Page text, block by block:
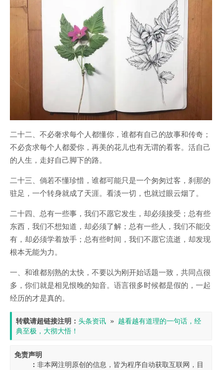
二十二、不必奢求每个人都懂你，谁都有自己的故事和传奇；
不必贪求每个人都爱你，再美的花儿也有无谓的看客。活自己
的人生，走好自己脚下的路。
二十三、倘若不懂珍惜，谁都可能只是一个匆匆过客，刹那的
驻足，一个转身就成了天涯。看淡一切，也就过眼云烟了。
二十四、总有一些事，我们不愿它发生，却必须接受；总有些
东西，我们不想知道，却必须了解；总有一些人，我们不能没
有，却必须学着放手；总有些时间，我们不愿它流逝，却发现
根本无能为力。
一、和谁都别熟的太快，不要以为刚开始话题一致，共同点很
多，你们就是相见恨晚的知音。语言很多时候都是假的，一起
经历的才是真的。
转载请超链接注明： 头条资讯 » 越看越有道理的一句话，经
典至极，大彻大悟！
免责声明
    ：
非本网注明原创的信息，皆为程序自动获取互联网，目